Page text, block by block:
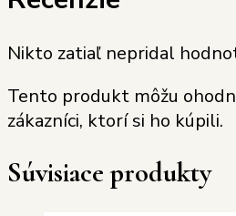
Nikto zatiaľ nepridal
Tento produkt môžu
zákazníci, ktorí si ho kúpili.
Súvisiace produkty